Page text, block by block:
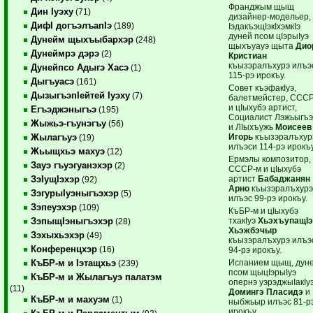
Дин Iуэху (71)
ДифI догъэлъапIэ (189)
Дунейм щыхъыбархэр (248)
Дунеймрэ дэрэ (2)
Дунейпсо Адыгэ Хасэ (1)
Дыгъуасэ (161)
ДызыгъэпIейтей Iуэху (7)
Егъэджэныгъэ (195)
Жыжьэ-гъунэгъу (56)
Жылагъуэ (19)
Жьыщхьэ махуэ (12)
Зауэ гъуэгуанэхэр (2)
ЗэIущIэхэр (92)
ЗэгурыIуэныгъэхэр (5)
Зэпеуэхэр (109)
ЗэпыщIэныгъэхэр (28)
Зэхыхьэхэр (49)
Конференцхэр (16)
КъБР-м и Iэтащхьэ (239)
КъБР-м и Жылагъуэ палатэм
(11)
КъБР-м и махуэм (1)
Франджым щыщ
дизайнер-модельер,
IэдакъэщIэкIхэмкIэ
дуней псом цIэрыIуэ
щыхъуауэ щыта
Кристиан
къызэралъхурэ
115-рэ ирокъу.
Совет къэфакIуэ,
балетмейстер,
и цIыхубэ артист,
Социалист
и ЛIыхъужьМоисеев
Игорь
илъэси 114-рэ
Ермэлы композитор,
СССР-м и цIыхубэ
артистБабаджанян
Арно къызэралъхурэ
илъэс 99-рэ ирокъу.
КъБР-м и цIыхубэ
тхакIуэХьэхъупащIэ
Хьэжбэчыр
къызэралъхурэ
94-рэ ирокъу.
Испанием щыщ,
псом щыцIэрыIуэ
опернэ
Домингэ Пласидэ и
ныбжьыр илъэс 81-